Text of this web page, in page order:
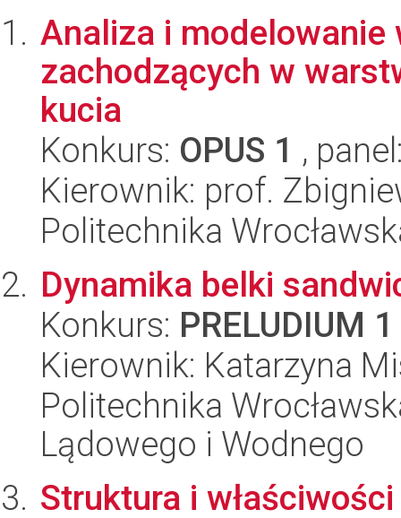
Analiza i
zachodzących w
kucia
Konkurs: OPUS 1 ,
Kierownik: prof.
Politechnika
Dynamika belki
Konkurs: PRELUDIUM 1
Kierownik: Katarzyna
Politechnika
Lądowego i Wodnego
Struktura i